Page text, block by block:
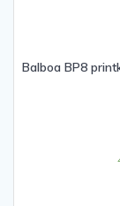
Balboa BP8